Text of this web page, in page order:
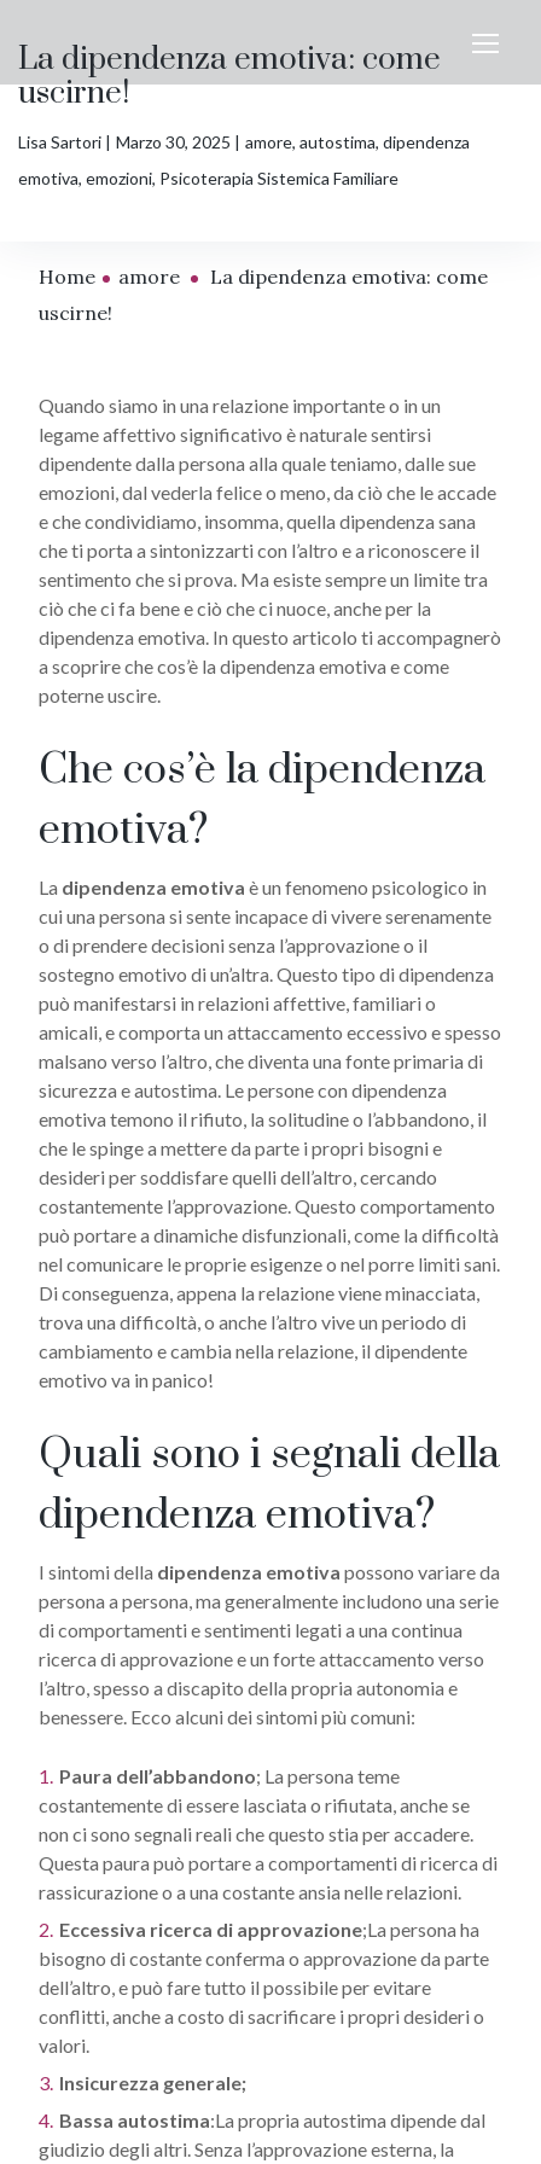
La dipendenza emotiva: come
uscirne!
Lisa Sartori Marzo 30, 2025 amore, autostima, dipendenza
emotiva, emozioni, Psicoterapia Sistemica Familiare
Home amore
La dipendenza emotiva: come
uscirne!
Quando siamo in una relazione importante o in un
legame affettivo significativo è naturale sentirsi
dipendente dalla persona alla quale teniamo, dalle sue
emozioni, dal vederla felice o meno, da ciò che le accade
e che condividiamo, insomma, quella dipendenza sana
che ti porta a sintonizzarti con l’altro e a riconoscere il
sentimento che si prova. Ma esiste sempre un limite tra
ciò che ci fa bene e ciò che ci nuoce, anche per la
dipendenza emotiva. In questo articolo ti accompagnerò
a scoprire che cos’è la dipendenza emotiva e come
poterne uscire.
Che cos’è la dipendenza
emotiva?
La dipendenza emotiva è un fenomeno psicologico in
cui una persona si sente incapace di vivere serenamente
o di prendere decisioni senza l’approvazione o il
sostegno emotivo di un’altra. Questo tipo di dipendenza
può manifestarsi in relazioni affettive, familiari o
amicali, e comporta un attaccamento eccessivo e spesso
malsano verso l’altro, che diventa una fonte primaria di
sicurezza e autostima. Le persone con dipendenza
emotiva temono il rifiuto, la solitudine o l’abbandono, il
che le spinge a mettere da parte i propri bisogni e
desideri per soddisfare quelli dell’altro, cercando
costantemente l’approvazione. Questo comportamento
può portare a dinamiche disfunzionali, come la difficoltà
nel comunicare le proprie esigenze o nel porre limiti sani.
Di conseguenza, appena la relazione viene minacciata,
trova una difficoltà, o anche l’altro vive un periodo di
cambiamento e cambia nella relazione, il dipendente
emotivo va in panico!
Quali sono i segnali della
dipendenza emotiva?
I sintomi della dipendenza emotiva possono variare da
persona a persona, ma generalmente includono una serie
di comportamenti e sentimenti legati a una continua
ricerca di approvazione e un forte attaccamento verso
l’altro, spesso a discapito della propria autonomia e
benessere. Ecco alcuni dei sintomi più comuni:
Paura dell’abbandono; La persona teme
costantemente di essere lasciata o rifiutata, anche se
non ci sono segnali reali che questo stia per accadere.
Questa paura può portare a comportamenti di ricerca di
rassicurazione o a una costante ansia nelle relazioni.
Eccessiva ricerca di approvazione;La persona ha
bisogno di costante conferma o approvazione da parte
dell’altro, e può fare tutto il possibile per evitare
conflitti, anche a costo di sacrificare i propri desideri o
valori.
Insicurezza generale;
Bassa autostima:La propria autostima dipende dal
giudizio degli altri. Senza l’approvazione esterna, la